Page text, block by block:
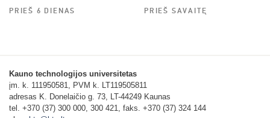
PRIEŠ 6 DIENAS PRIEŠ SAVAITĘ
Kauno technologijos universitetas
įm. k. 111950581, PVM k. LT119505811
adresas K. Donelaičio g. 73, LT-44249 Kaunas
tel. +370 (37) 300 000, 300 421, faks. +370 (37) 324 144